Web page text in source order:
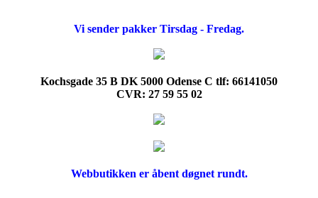
Vi sender pakker Tirsdag - Fredag.
Kochsgade 35 B DK 5000 Odense C tlf: 66141050
CVR: 27 59 55 02
Webbutikken er åbent døgnet rundt.